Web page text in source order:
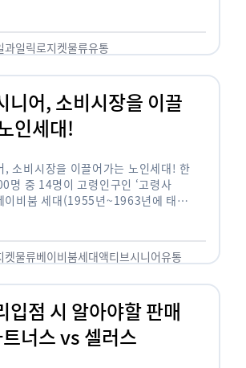
과일릭로지켓물류유통
니어, 소비시장을 이끌
인세대!
, 소비시장을 이끌어가는 노인세대! 한
명 중 14명이 고령인구인 ‘고령사
이비붐 세대(1955년~1963년에 태어
. 하지만 사회가 늙어가는 …
켓물류베이비붐세대액티브시니어유통
입점 시 알아야할 판매
너스 vs 셀러스